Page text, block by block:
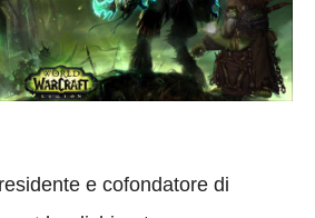
e cofondatore di